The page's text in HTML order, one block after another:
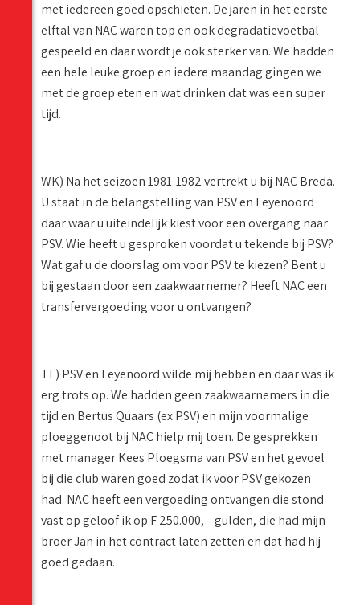
met iedereen goed opschieten. De jaren in het eerste
elftal van NAC waren top en ook degradatievoetbal
gespeeld en daar wordt je ook sterker van. We hadden
een hele leuke groep en iedere maandag gingen we
met de groep eten en wat drinken dat was een super
tijd.
WK) Na het seizoen 1981-1982 vertrekt u bij NAC Breda.
U staat in de belangstelling van PSV en Feyenoord
daar waar u uiteindelijk kiest voor een overgang naar
PSV. Wie heeft u gesproken voordat u tekende bij PSV?
Wat gaf u de doorslag om voor PSV te kiezen? Bent u
bij gestaan door een zaakwaarnemer? Heeft NAC een
transfervergoeding voor u ontvangen?
TL) PSV en Feyenoord wilde mij hebben en daar was ik
erg trots op. We hadden geen zaakwaarnemers in die
tijd en Bertus Quaars (ex PSV) en mijn voormalige
ploeggenoot bij NAC hielp mij toen. De gesprekken
met manager Kees Ploegsma van PSV en het gevoel
bij die club waren goed zodat ik voor PSV gekozen
had. NAC heeft een vergoeding ontvangen die stond
vast op geloof ik op F 250.000,-- gulden, die had mijn
broer Jan in het contract laten zetten en dat had hij
goed gedaan.